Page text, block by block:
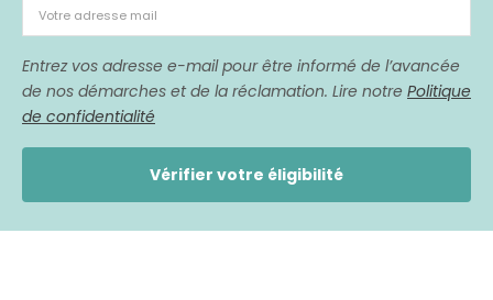
Votre adresse mail
Entrez vos adresse e-mail pour être informé de l’avancée
de nos démarches et de la réclamation. Lire notre Politique
de confidentialité
Vérifier votre éligibilité